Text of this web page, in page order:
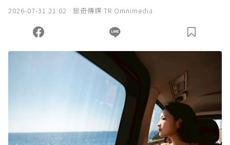
您當前剩餘 U 利點數：0點；前往 購買點數
2026-07-31 21:02 旅奇傳媒 TR Omnimedia